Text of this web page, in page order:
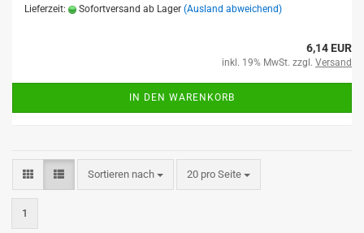
Lieferzeit: Sofortversand ab Lager (Ausland abweichend)
6,14 EUR
inkl. 19% MwSt. zzgl. Versand
IN DEN WARENKORB
Sortieren nach 20 pro Seite
1